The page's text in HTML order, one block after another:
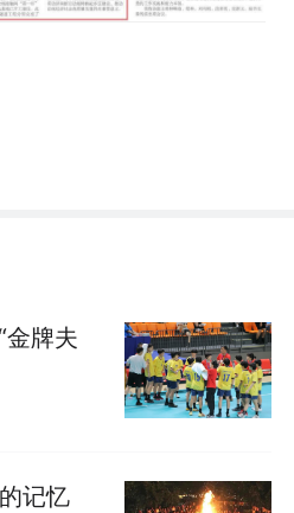
牌夫
记忆